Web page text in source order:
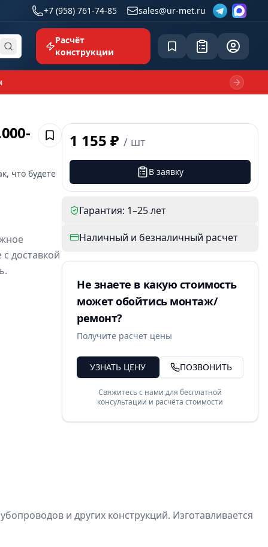
+7 (958) 761-74-85 sales@ur-met.ru
Расчёт
конструкции
Сохранённое
Заявка
Next
Сохранить
что будете
доставкой
1 155 ₽ / шт
В заявку
Гарантия: 1–25 лет
Наличный и безналичный расчет
Не знаете в какую стоимость
может обойтись монтаж/
ремонт?
Получите расчет цены
УЗНАТЬ ЦЕНУ ПОЗВОНИТЬ
Свяжитесь с нами для бесплатной
консультации и расчёта стоимости
и других конструкций. Изготавливается